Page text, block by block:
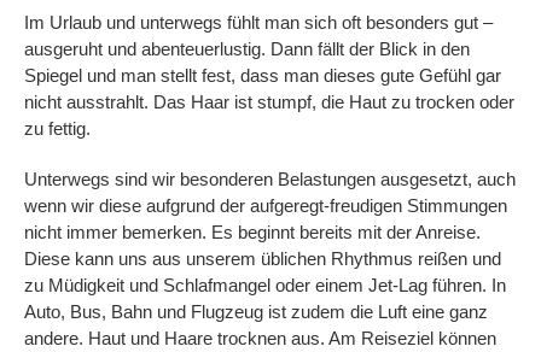
Im Urlaub und unterwegs fühlt man sich oft besonders gut –
ausgeruht und abenteuerlustig. Dann fällt der Blick in den
Spiegel und man stellt fest, dass man dieses gute Gefühl gar
nicht ausstrahlt. Das Haar ist stumpf, die Haut zu trocken oder
zu fettig.
Unterwegs sind wir besonderen Belastungen ausgesetzt, auch
wenn wir diese aufgrund der aufgeregt-freudigen Stimmungen
nicht immer bemerken. Es beginnt bereits mit der Anreise.
Diese kann uns aus unserem üblichen Rhythmus reißen und
zu Müdigkeit und Schlafmangel oder einem Jet-Lag führen. In
Auto, Bus, Bahn und Flugzeug ist zudem die Luft eine ganz
andere. Haut und Haare trocknen aus. Am Reiseziel können